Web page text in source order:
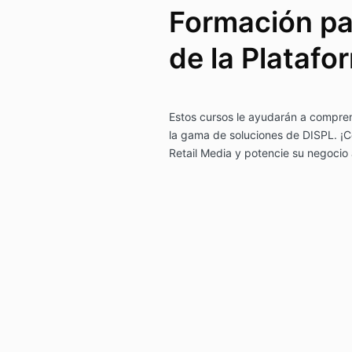
Formación
de la
Estos cursos le ayudarán a
la gama de soluciones de DISPL.
Retail Media y potencie su negocio